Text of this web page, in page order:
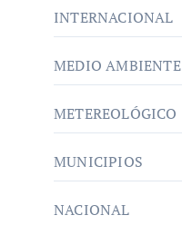
INTERNACIONAL
MEDIO AMBIENTE
METEREOLÓGICO
MUNICIPIOS
NACIONAL